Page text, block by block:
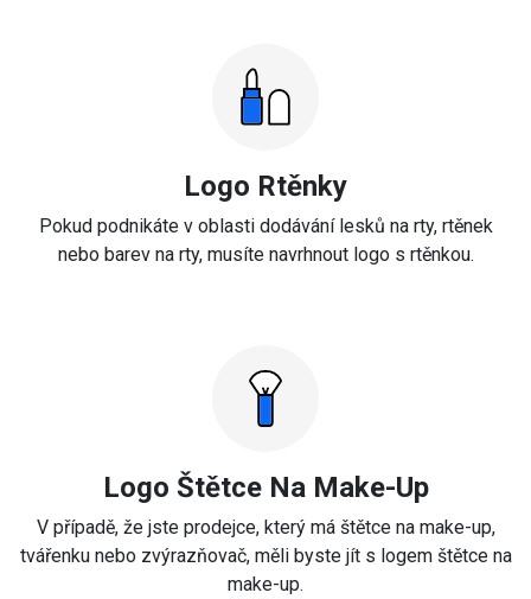
Logo Rtěnky
Pokud podnikáte v oblasti dodávání lesků na rty, rtěnek
nebo barev na rty, musíte navrhnout logo s rtěnkou.
Logo Štětce Na Make-Up
V případě, že jste prodejce, který má štětce na make-up,
tvářenku nebo zvýrazňovač, měli byste jít s logem štětce na
make-up.